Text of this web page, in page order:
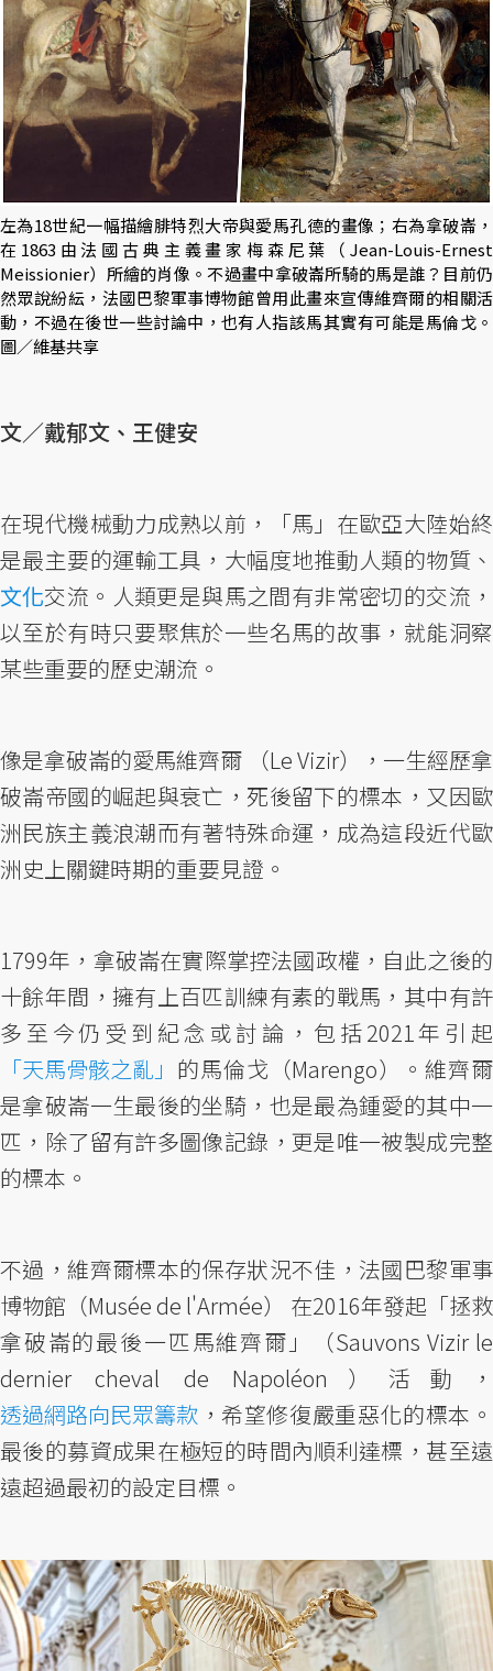
左為18世紀一幅描繪腓特烈大帝與愛馬孔德的畫像；右為拿破崙，
在1863由法國古典主義畫家梅森尼葉（Jean-Louis-Ernest
Meissionier）所繪的肖像。不過畫中拿破崙所騎的馬是誰？目前仍
然眾說紛紜，法國巴黎軍事博物館曾用此畫來宣傳維齊爾的相關活
動，不過在後世一些討論中，也有人指該馬其實有可能是馬倫戈。
圖／維基共享
文／戴郁文、王健安
在現代機械動力成熟以前，「馬」在歐亞大陸始終
是最主要的運輸工具，大幅度地推動人類的物質、
文化交流。人類更是與馬之間有非常密切的交流，
以至於有時只要聚焦於一些名馬的故事，就能洞察
某些重要的歷史潮流。
像是拿破崙的愛馬維齊爾 （Le Vizir），一生經歷拿
破崙帝國的崛起與衰亡，死後留下的標本，又因歐
洲民族主義浪潮而有著特殊命運，成為這段近代歐
洲史上關鍵時期的重要見證。
1799年，拿破崙在實際掌控法國政權，自此之後的
十餘年間，擁有上百匹訓練有素的戰馬，其中有許
多至今仍受到紀念或討論，包括2021年引起
「天馬骨骸之亂」 的馬倫戈（Marengo）。維齊爾
是拿破崙一生最後的坐騎，也是最為鍾愛的其中一
匹，除了留有許多圖像記錄，更是唯一被製成完整
的標本。
不過，維齊爾標本的保存狀況不佳，法國巴黎軍事
博物館（Musée de l'Armée） 在2016年發起「拯救
拿破崙的最後一匹馬維齊爾」（Sauvons Vizir le
dernier cheval de Napoléon）活動，
透過網路向民眾籌款 ，希望修復嚴重惡化的標本。
最後的募資成果在極短的時間內順利達標，甚至遠
遠超過最初的設定目標。